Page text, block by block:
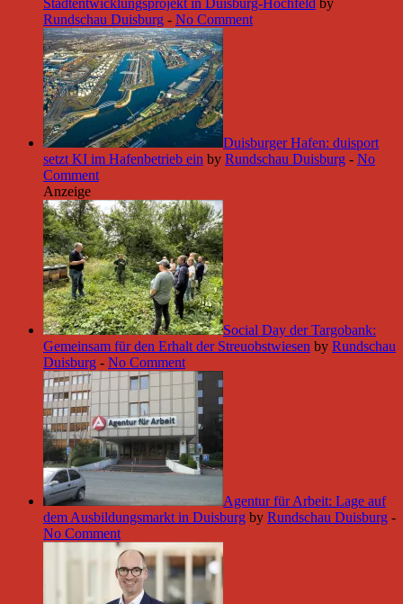
Rundschau Duisburg - No Comment
Duisburger Hafen: duisport
setzt KI im Hafenbetrieb ein by Rundschau Duisburg - No
Comment
Anzeige
Social Day der Targobank:
Gemeinsam für den Erhalt der Streuobstwiesen by Rundschau
Duisburg - No Comment
Agentur für Arbeit: Lage auf
dem Ausbildungsmarkt in Duisburg by Rundschau Duisburg -
No Comment